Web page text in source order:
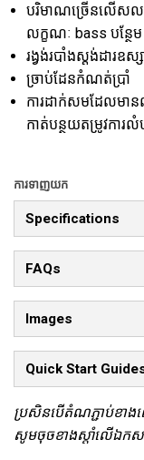
បរិមាណច្រើនលើសល
លក្ខណៈ bass បន្ថែម
រង្វង់របាំងស្តង់ដារឧ
ច្រាប់ដែនកំណត់ប្រាំ
ការដាក់សមដែលមានល
កាត់បន្ថយតម្រូវការលំ
ការទាញយក
Specifications
FAQs
Images
Quick Start
ប្រសិនបើតំណភ្ជាប់ខាងលើ
សូមចុចខាងស្តាំលើឯកសា